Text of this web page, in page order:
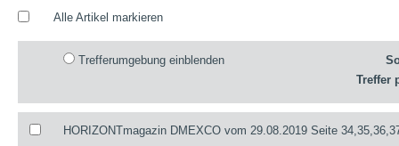
Alle Artikel markieren
Trefferumgebung einblenden
Treffer
HORIZONTmagazin DMEXCO vom 29.08.2019 Seite